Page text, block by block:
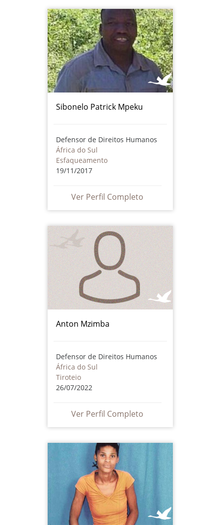
Sibonelo Patrick Mpeku
Defensor de Direitos Humanos
África do Sul
Esfaqueamento
19/11/2017
Ver Perfil Completo
Anton Mzimba
Defensor de Direitos Humanos
África do Sul
Tiroteio
26/07/2022
Ver Perfil Completo